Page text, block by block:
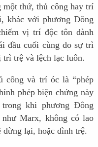
một thứ, thủ công hay trí
khác với phương Đông
vị trí độc tôn dành
đầu cuối cùng do sự trì
trì trệ và lệch lạc luôn.
công và trí óc là “phép
phép biện chứng này
khi phương Đông
Marx, không có lao
dừng lại, hoặc đình trệ.